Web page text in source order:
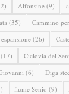
Alfonsine (9)
(35) Cammino
(26)
(17) Ciclovia del
(6) Diga
fiume Senio (9)